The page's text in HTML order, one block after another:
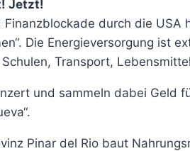
Jetzt!
durch die USA
Die Energieversorgung ist
Transport,
und sammeln dabei Geld
Pinar del Rio baut